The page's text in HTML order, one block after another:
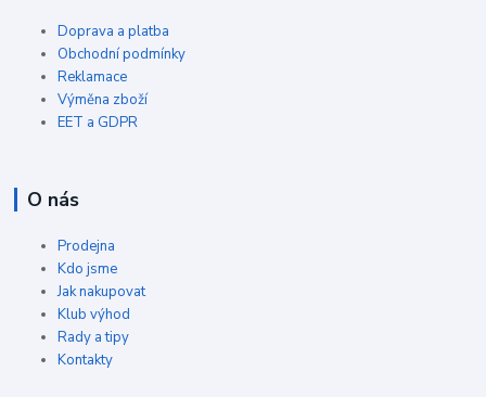
Doprava a platba
Obchodní podmínky
Reklamace
Výměna zboží
EET a GDPR
O nás
Prodejna
Kdo jsme
Jak nakupovat
Klub výhod
Rady a tipy
Kontakty